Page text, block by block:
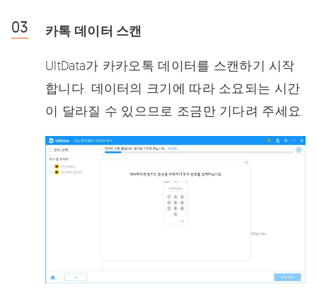
카톡 데이터 스캔
UltData가 카카오톡 데이터를 스캔하기 시작
합니다. 데이터의 크기에 따라 소요되는 시간
이 달라질 수 있으므로 조금만 기다려 주세요.